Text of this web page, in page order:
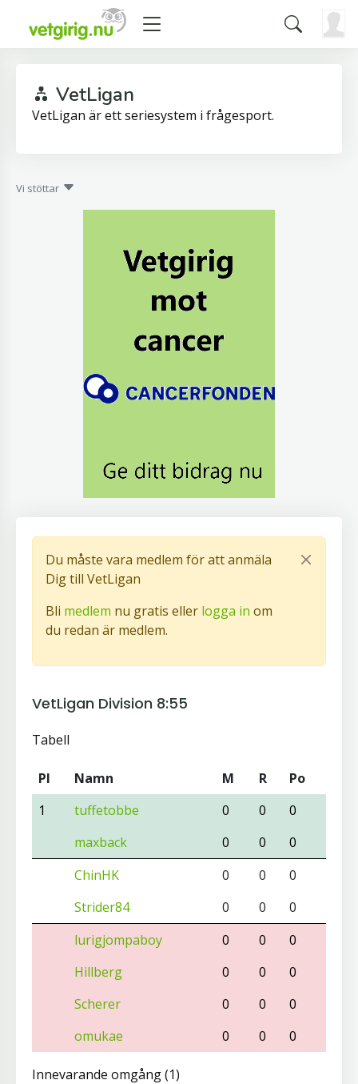
VetLigan
VetLigan är ett seriesystem i frågesport.
Vi stöttar
Du måste vara medlem för att anmäla
Dig till VetLigan
Bli medlem nu gratis eller logga in om
du redan är medlem.
VetLigan Division 8:55
Tabell
Pl Namn M R
Po
1
tuffetobbe 0 0
0
maxback
0 0
0
ChinHK
0 0
0
Strider84
0 0
0
lurigjompaboy
0 0
0
Hillberg
0 0
0
Scherer
0 0
0
omukae
0 0 0
Innevarande omgång (1)